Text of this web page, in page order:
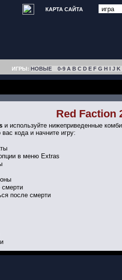
КАРТА САЙТА
ИГРЫ: НОВЫЕ 0-9 A B C D E F G H I J K
Red Faction
и используйте нижеприведенные
кода и начните игру:
в меню Extras
смерти
после смерти